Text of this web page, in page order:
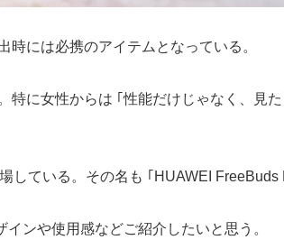
には必携のアイテムとなっている。
に女性からは ｢性能だけじゃなく、見た
ている。その名も ｢HUAWEI FreeBuds
ンや使用感などご紹介したいと思う。